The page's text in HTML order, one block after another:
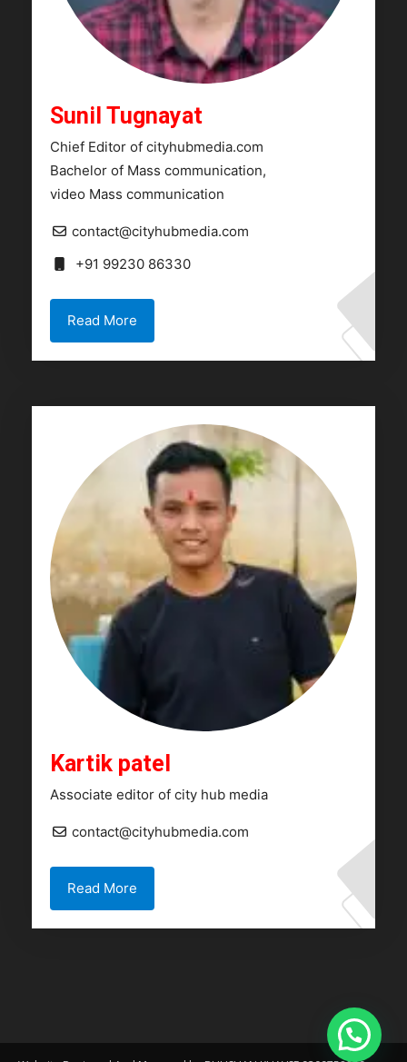
Sunil Tugnayat
Chief Editor of cityhubmedia.com
Bachelor of Mass communication,
video Mass communication
contact@cityhubmedia.com
+91 99230 86330
Read More
Kartik patel
Associate editor of city hub media
contact@cityhubmedia.com
Read More